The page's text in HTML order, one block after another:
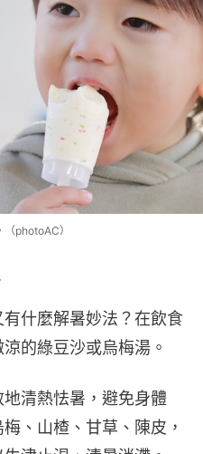
photoAC）
什麼解暑妙法？在飲食
的綠豆沙或烏梅湯。
清熱怯暑，避免身體
、山楂、甘草、陳皮，